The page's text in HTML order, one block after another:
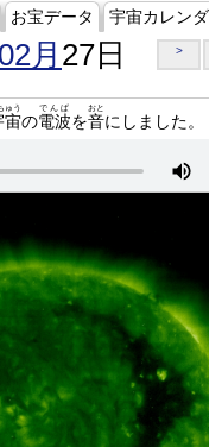
お宝データ 宇宙カレン
月 27日 >
宙
ゅう
の電波
でんぱ
を音
おと
にしました。